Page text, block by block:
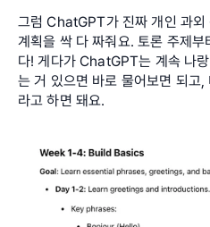
그럼 ChatGPT가 진짜 개인 과외
계획을 싹 다 짜줘요. 토론 주제
다! 게다가 ChatGPT는 계속 나
는 거 있으면 바로 물어보면 되고
라고 하면 돼요.